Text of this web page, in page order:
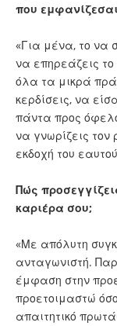
που
«Για μένα, το να
να επηρεάζεις το
όλα τα μικρά
κερδίσεις, να
πάντα προς
να γνωρίζεις τον
εκδοχή του
Πώς
καριέρα σου;
«Με απόλυτη
ανταγωνιστή.
έμφαση στην
προετοιμαστώ
απαιτητικό